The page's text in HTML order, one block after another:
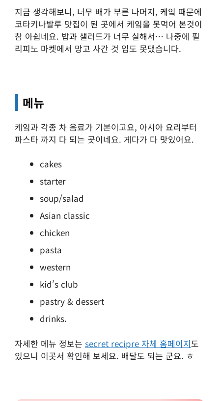
지금 생각해보니, 너무 배가 부른 나머지, 케잌 때문에
코타키나발루 맛집이 된 곳에서 케잌을 못먹어 본것이
참 아쉽네요. 밥과 샐러드가 너무 실해서… 나중에 필
리피노 마켓에서 망고 사간 것 입도 못댔습니다.
메뉴
케잌과 각종 차 음료가 기본이고요, 아시아 요리부터
파스타 까지 다 되는 곳이네요. 게다가 다 맛있어요.
cakes
starter
soup/salad
Asian classic
chicken
pasta
western
kid’s club
pastry & dessert
drinks.
자세한 메뉴 정보는 secret recipre 자체 홈페이지도
있으니 이곳서 확인해 보세요. 배달도 되는 군요. ㅎ